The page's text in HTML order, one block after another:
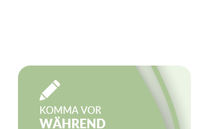
Jetzt lesen